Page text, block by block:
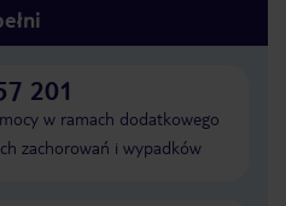
201
w ramach dodatkowego
zachorowań i wypadków